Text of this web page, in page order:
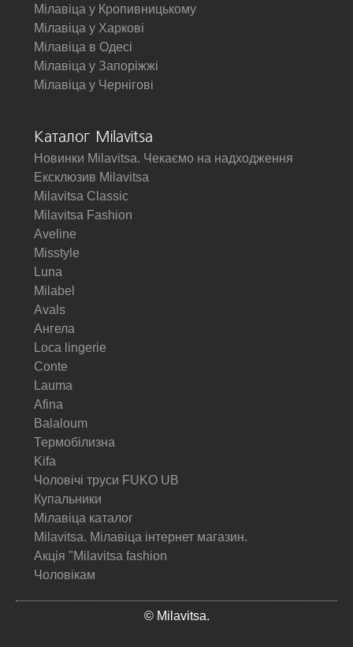
Мілавіца у Кропивницькому
Мілавіца у Харкові
Мілавіца в Одесі
Мілавіца у Запоріжжі
Мілавіца у Чернігові
Каталог Milavitsa
Новинки Milavitsa. Чекаємо на надходження
Ексклюзив Milavitsa
Milavitsa Classic
Milavitsa Fashion
Aveline
Misstyle
Luna
Milabel
Avals
Ангела
Loca lingerie
Conte
Lauma
Afina
Balaloum
Термобілизна
Kifa
Чоловічі труси FUKO UB
Купальники
Мілавіца каталог
Milavitsa. Мілавіца інтернет магазин.
Акція "Milavitsa fashion
Чоловікам
© Milavitsa.